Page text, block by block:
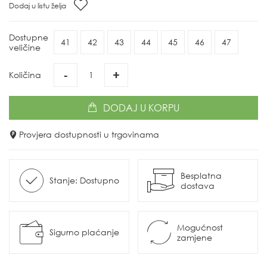
Dodaj u listu želja
Dostupne
veličine
41 42 43 44 45 46 47
Količina - +
DODAJ U KORPU
Provjera dostupnosti u trgovinama
Stanje: Dostupno
Besplatna
dostava
Sigurno plaćanje
Mogućnost
zamjene